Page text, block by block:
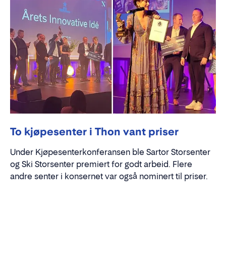
To kjøpesenter i Thon vant priser
Under Kjøpesenterkonferansen ble Sartor Storsenter
og Ski Storsenter premiert for godt arbeid. Flere
andre senter i konsernet var også nominert til priser.